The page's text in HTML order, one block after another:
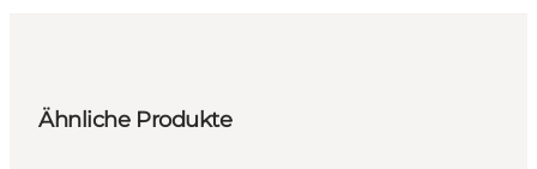
Ähnliche Produkte